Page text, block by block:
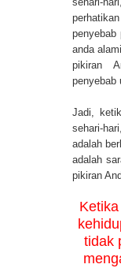
penyebab
anda
pikiran
penyebab
Jadi,
sehari-
adalah
adalah
pikiran
tidak